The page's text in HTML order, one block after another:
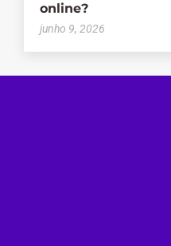
online?
junho 9, 2026